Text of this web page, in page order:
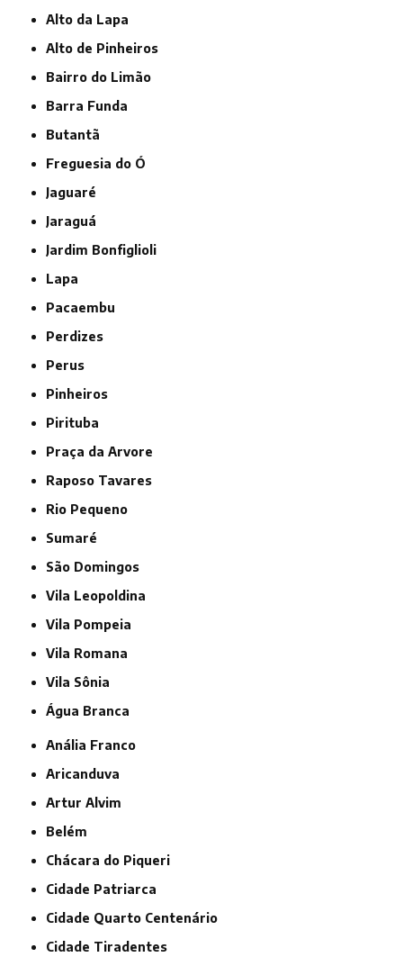
Alto da Lapa
Alto de Pinheiros
Bairro do Limão
Barra Funda
Butantã
Freguesia do Ó
Jaguaré
Jaraguá
Jardim Bonfiglioli
Lapa
Pacaembu
Perdizes
Perus
Pinheiros
Pirituba
Praça da Arvore
Raposo Tavares
Rio Pequeno
Sumaré
São Domingos
Vila Leopoldina
Vila Pompeia
Vila Romana
Vila Sônia
Água Branca
Anália Franco
Aricanduva
Artur Alvim
Belém
Chácara do Piqueri
Cidade Patriarca
Cidade Quarto Centenário
Cidade Tiradentes